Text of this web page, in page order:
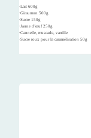
∙Lait 600g
∙Giraumon 500g
∙Sucre 150g
∙Jaune d’œuf 250g
∙Cannelle, muscade, vanille
∙Sucre roux pour la caramélisation 50g